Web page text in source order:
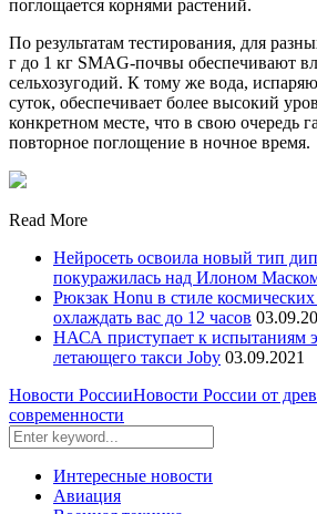
поглощается корнями растений.
По результатам тестирования, для
г до 1 кг SMAG-почвы обеспечивают
сельхозугодий. К тому же вода,
суток, обеспечивает более высокий
конкретном месте, что в свою очередь
повторное поглощение в ночное время.
Read More
Нейросеть освоила новый тип
покуражилась над Илоном
Рюкзак Honu в стиле
охлаждать вас до 12 часов
НАСА приступает к испытаниям
летающего такси Joby 03.09.2021
Новости РоссииНовости России от
современности
Интересные новости
Авиация